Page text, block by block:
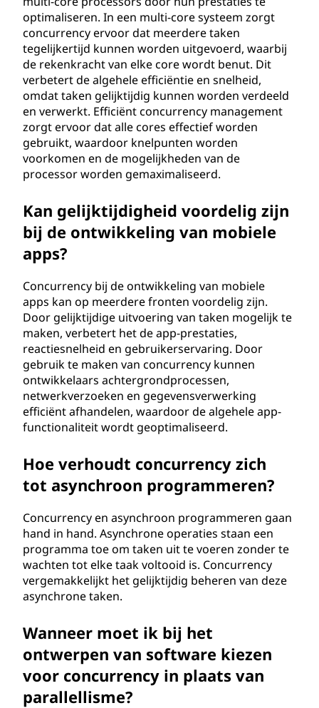
optimaliseren. In een multi-core systeem zorgt
concurrency ervoor dat meerdere taken
tegelijkertijd kunnen worden uitgevoerd, waarbij
de rekenkracht van elke core wordt benut. Dit
verbetert de algehele efficiëntie en snelheid,
omdat taken gelijktijdig kunnen worden verdeeld
en verwerkt. Efficiënt concurrency management
zorgt ervoor dat alle cores effectief worden
gebruikt, waardoor knelpunten worden
voorkomen en de mogelijkheden van de
processor worden gemaximaliseerd.
Kan gelijktijdigheid voordelig zijn
bij de ontwikkeling van mobiele
apps?
Concurrency bij de ontwikkeling van mobiele
apps kan op meerdere fronten voordelig zijn.
Door gelijktijdige uitvoering van taken mogelijk te
maken, verbetert het de app-prestaties,
reactiesnelheid en gebruikerservaring. Door
gebruik te maken van concurrency kunnen
ontwikkelaars achtergrondprocessen,
netwerkverzoeken en gegevensverwerking
efficiënt afhandelen, waardoor de algehele app-
functionaliteit wordt geoptimaliseerd.
Hoe verhoudt concurrency zich
tot asynchroon programmeren?
Concurrency en asynchroon programmeren gaan
hand in hand. Asynchrone operaties staan een
programma toe om taken uit te voeren zonder te
wachten tot elke taak voltooid is. Concurrency
vergemakkelijkt het gelijktijdig beheren van deze
asynchrone taken.
Wanneer moet ik bij het
ontwerpen van software kiezen
voor concurrency in plaats van
parallellisme?